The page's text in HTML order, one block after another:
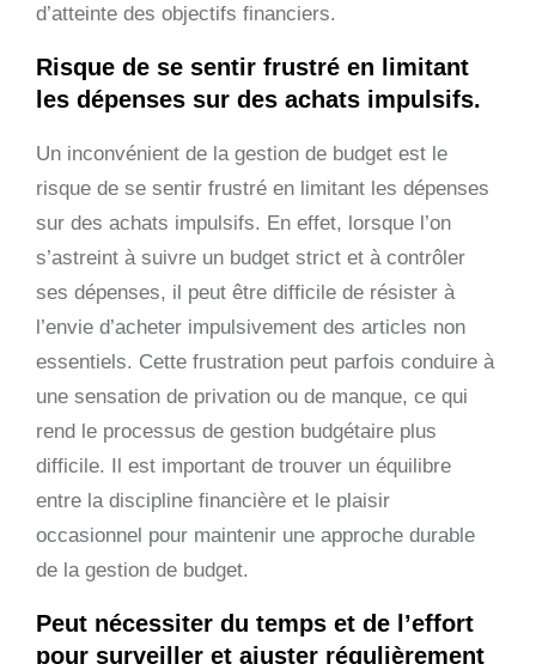
d’atteinte des objectifs financiers.
Risque de se sentir frustré en limitant
les dépenses sur des achats impulsifs.
Un inconvénient de la gestion de budget est le
risque de se sentir frustré en limitant les dépenses
sur des achats impulsifs. En effet, lorsque l’on
s’astreint à suivre un budget strict et à contrôler
ses dépenses, il peut être difficile de résister à
l’envie d’acheter impulsivement des articles non
essentiels. Cette frustration peut parfois conduire à
une sensation de privation ou de manque, ce qui
rend le processus de gestion budgétaire plus
difficile. Il est important de trouver un équilibre
entre la discipline financière et le plaisir
occasionnel pour maintenir une approche durable
de la gestion de budget.
Peut nécessiter du temps et de l’effort
pour surveiller et ajuster régulièrement